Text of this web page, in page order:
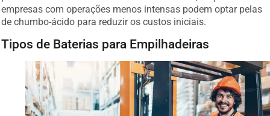
empresas com operações menos intensas podem optar pelas
de chumbo-ácido para reduzir os custos iniciais.
Tipos de Baterias para Empilhadeiras